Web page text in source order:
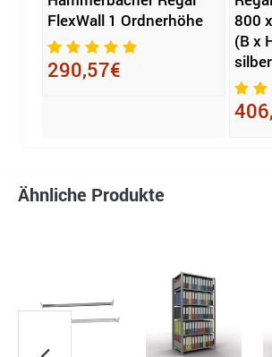
FlexWall 1 Ordnerhöhe
290,57€
800
(B x
Ähnliche Produkte